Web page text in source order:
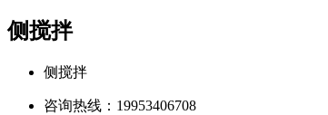
侧搅拌
侧搅拌
咨询热线： 19953406708